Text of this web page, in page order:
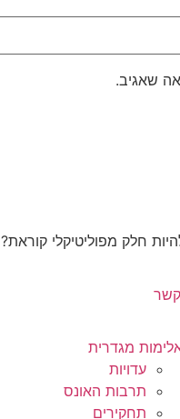
שאגיב.
חלק מפוליטיקלי קוראת?
קשר
מגדרית
עדויות
תרבות האונס
תחקירים